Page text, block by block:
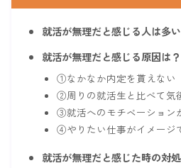
就活が無理だと感じる人は多い
就活が無理だと感じる原因は？
①なかなか内定を貰えない
②周りの就活生と比べて気
③就活へのモチベーション
④やりたい仕事がイメージ
就活が無理だと感じた時の対